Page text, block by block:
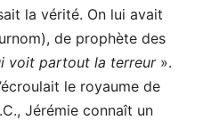
la vérité. On lui avait
de prophète des
voit partout la terreur».
le royaume de
Jérémie connaît un